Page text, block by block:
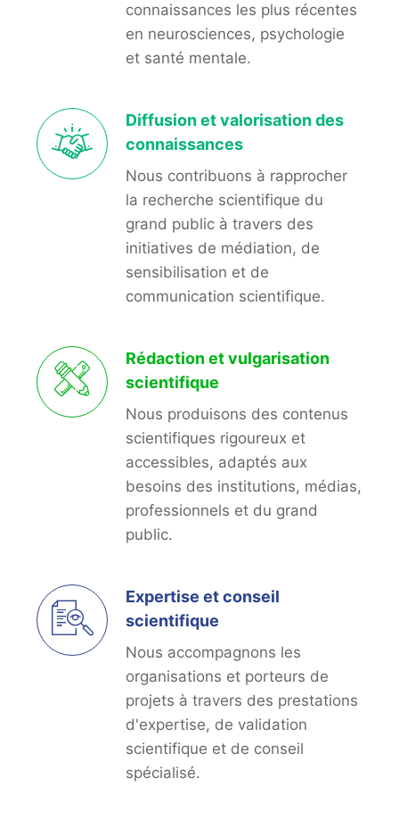
connaissances les plus récentes
en neurosciences, psychologie
et santé mentale.
Diffusion et valorisation des
connaissances
Nous contribuons à rapprocher
la recherche scientifique du
grand public à travers des
initiatives de médiation, de
sensibilisation et de
communication scientifique.
Rédaction et vulgarisation
scientifique
Nous produisons des contenus
scientifiques rigoureux et
accessibles, adaptés aux
besoins des institutions, médias,
professionnels et du grand
public.
Expertise et conseil
scientifique
Nous accompagnons les
organisations et porteurs de
projets à travers des prestations
d'expertise, de validation
scientifique et de conseil
spécialisé.